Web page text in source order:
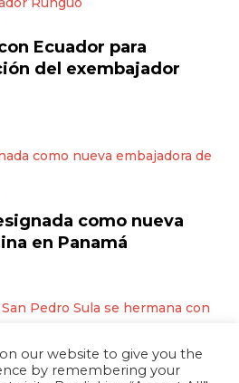
Ecuador para
del exembajador
como nueva
en Panamá
San Pedro Sula se
our website to give you the
by remembering your